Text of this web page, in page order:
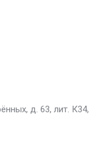
д. 63, лит. К34,